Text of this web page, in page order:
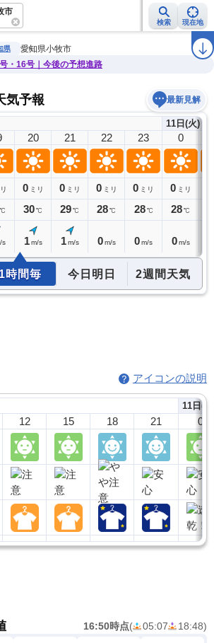
市
検索 現在地
報 地震情報 ラ
県
愛知県小牧市
・16号｜今後の予想進路
気予報 最新見解
℃
s
20
0 ミリ
30℃
1 m/s
21
0 ミリ
29℃
1 m/s
22
0 ミリ
28℃
0 m/s
23
0 ミリ
28 ℃
0m/s
11日(火)
0
0 ミリ
28℃
0 m/s
1時間毎 今日明日 2週間天気
アイコンの説明
12 15 18 21
11日(
0
16:50時点( 05:07 18:48)